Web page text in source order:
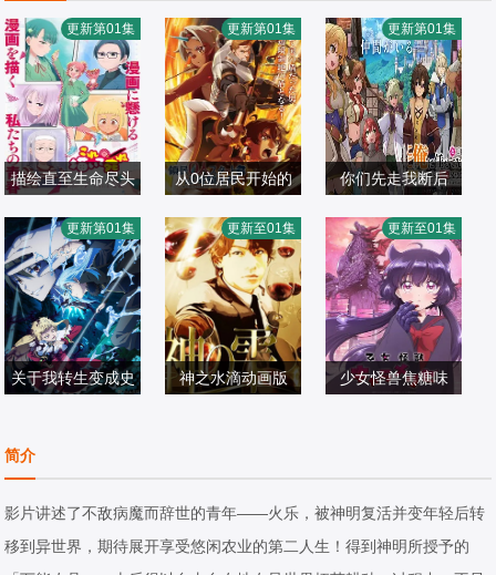
叶,大久保瑠美,福山润,大西沙织,泊明日菜,久
野美咲,绿川
描绘直至生命尽头
织,仁见纱绫,藤村
花音,日高范子,种
崎敦美,野上尤加
奈,井上喜久子
日本动漫
2026/日本
更新第01集
从0位居民开始的
诗音,坂泰斗,伊藤
美来,白石晴香,福
山润,安田陆矢,阿
保玛利亚,鲸,日笠
阳子,东山奈央
日本动漫
2026/日本
更新第01集
你们先走我断后
依,森川智之,小山
刚志,梶原岳人,相
良茉优,木下铃奈,
花井美春,丸冈和
佳奈,小坂井祐莉
日本动漫
2026/日本
更新第01集
关于我转生变成史
美,前野智昭,古川
慎,千本木彩花,市
道真央,江口拓也,
大塚芳忠,山本兼
日本动漫
2026/日本
更新第01集
神之水滴动画版
田裕子,藤真秀,渡
边美佐,内田夕夜,
浦山迅,银河万丈
2026/日本
更新至01集
少女怪兽焦糖味
晴香,三石琴乃,小
西克幸,松井惠理
子
2026/日本
更新至01集
简介
影片讲述了不敌病魔而辞世的青年——火乐，被神明复活并变年轻后转
移到异世界，期待展开享受悠闲农业的第二人生！得到神明所授予的